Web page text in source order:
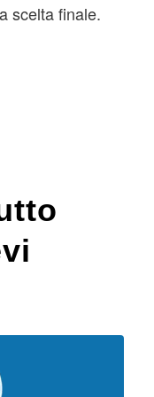
scelta finale.